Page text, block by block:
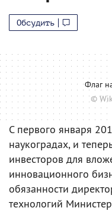
Обсудить
Флаг
©
С первого января
наукоградах, и
инвесторов для
инновационного
обязанности
технологий